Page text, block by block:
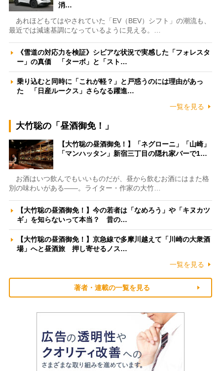
消…
あれほどもてはやされていた「EV（BEV）シフト」の潮流も、
最近では減速基調になっているように見える。…
《雪道の対応力を検証》シビアな状況で実感した「フォレスタ
ー」の真価 「ターボ」と「スト…
乗り込むと同時に「これが軽？」と戸惑うのには理由があっ
た 「日産ルークス」さらなる躍進…
一覧を見る
大竹聡の「昼酒御免！」
【大竹聡の昼酒御免！】「ネグローニ」「山崎」
「マンハッタン」新宿三丁目の隠れ家バーで1…
お酒はいつ飲んでもいいものだが、昼から飲むお酒にはまた格
別の味わいがある――。ライター・作家の大竹…
【大竹聡の昼酒御免！】今の若者は「なめろう」や「キヌカツ
ギ」を知らないって本当？ 昔の…
【大竹聡の昼酒御免！】京急線で多摩川越えて「川崎の大衆酒
場」へと昼酒旅 押し寄せるノス…
一覧を見る
著者・連載の一覧を見る